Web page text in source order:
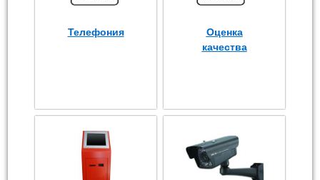
Телефония
Оценка
качества